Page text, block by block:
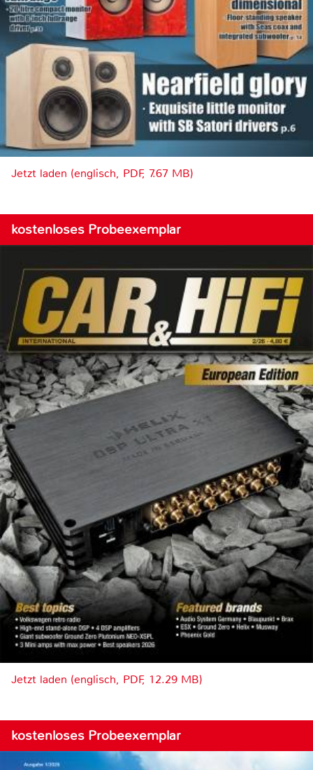
Jetzt laden (englisch, PDF, 7.67 MB)
kostenloses Probeexemplar
Jetzt laden (englisch, PDF, 12.29 MB)
kostenloses Probeexemplar